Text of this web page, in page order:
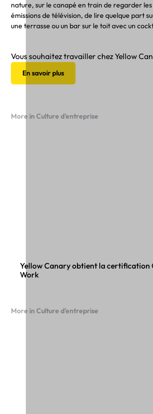
nature, sur le canapé en train de regarder
émissions de télévision, de lire quelque part
une terrasse ou un bar sur le toit avec un
Vous souhaitez travailler chez Yellow
En savoir plus
More in Culture d'entreprise
Yellow Canary obtient la certification
Work
More in Culture d'entreprise